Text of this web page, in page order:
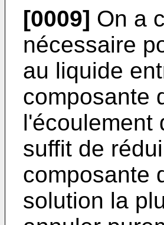
[0009] On a
nécessaire
au liquide
composante
l'écoulement
suffit de
composante
solution la